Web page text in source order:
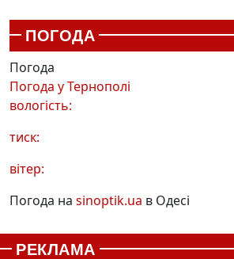
ПОГОДА
Погода
Погода уТернополі
вологість:
тиск:
вітер:
Погода на sinoptik.ua в Одесі
РЕКЛАМА